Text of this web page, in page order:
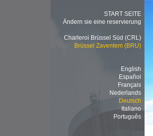
START SEITE
Ändern sie eine reservierung
Charleroi Brüssel Süd (CRL)
Brüssel Zaventem (BRU)
English
Español
Français
Nederlands
Deutsch
Italiano
Português